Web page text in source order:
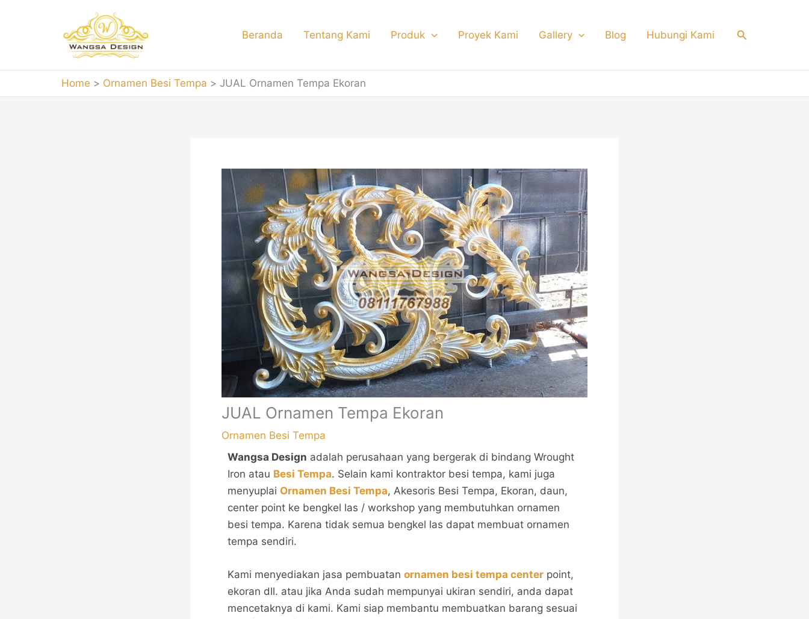
Beranda Tentang Kami Produk Proyek Kami Gallery Blog Hubungi Kami Search
Home Ornamen Besi Tempa JUAL Ornamen Tempa Ekoran
JUAL Ornamen Tempa Ekoran
Ornamen Besi Tempa
Wangsa Design adalah perusahaan yang bergerak di bindang Wrought
Iron atau Besi Tempa. Selain kami kontraktor besi tempa, kami juga
menyuplai Ornamen Besi Tempa, Akesoris Besi Tempa, Ekoran, daun,
center point ke bengkel las / workshop yang membutuhkan ornamen
besi tempa. Karena tidak semua bengkel las dapat membuat ornamen
tempa sendiri.
Kami menyediakan jasa pembuatan ornamen besi tempa center point,
ekoran dll. atau jika Anda sudah mempunyai ukiran sendiri, anda dapat
mencetaknya di kami. Kami siap membantu membuatkan barang sesuai